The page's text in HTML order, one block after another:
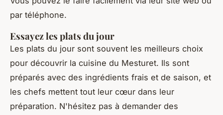
par téléphone.
Essayez les plats du jour
Les plats du jour sont souvent les meilleurs choix
pour découvrir la cuisine du Mesturet. Ils sont
préparés avec des ingrédients frais et de saison, et
les chefs mettent tout leur cœur dans leur
préparation. N'hésitez pas à demander des